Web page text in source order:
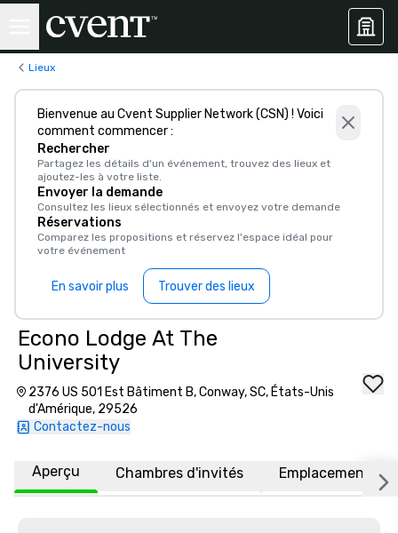
Lieux
Bienvenue au Cvent Supplier Network (CSN) ! Voici
comment commencer :
Rechercher
Partagez les détails d'un événement, trouvez des lieux et
ajoutez-les à votre liste.
Envoyer la demande
Consultez les lieux sélectionnés et envoyez votre demande
Réservations
Comparez les propositions et réservez l'espace idéal pour
votre événement
En savoir plus Trouver des lieux
Econo Lodge At The
University
2376 US 501 Est Bâtiment B, Conway, SC, États-Unis
d'Amérique, 29526
Contactez-nous
Aperçu Chambres d'invités Emplacement